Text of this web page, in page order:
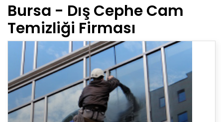
Bursa - Dış Cephe Cam
Temizliği Firması